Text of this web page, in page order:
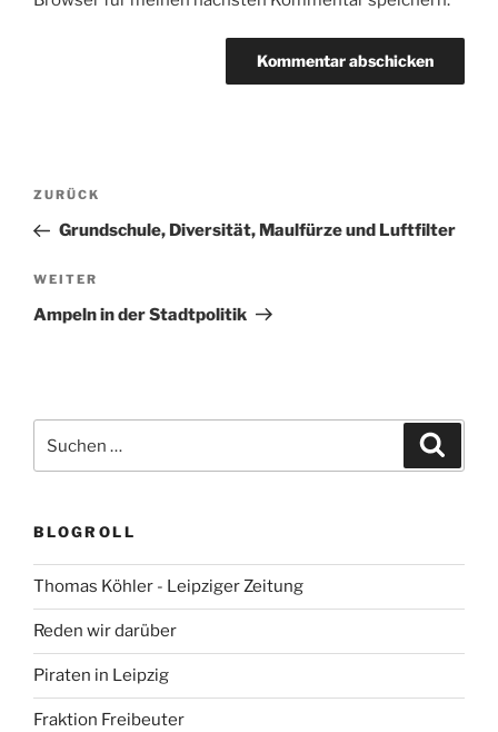
Beitragsnavigation
Vorheriger
Beitrag
ZURÜCK
Grundschule, Diversität, Maulfürze und Luftfilter
Nächster
Beitrag
WEITER
Ampeln in der Stadtpolitik
nach:
BLOGROLL
Thomas Köhler - Leipziger Zeitung
Reden wir darüber
Piraten in Leipzig
Fraktion Freibeuter